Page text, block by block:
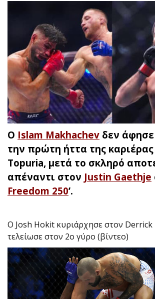
Ο Islam Makhachev δεν
την πρώτη ήττα της
Topuria, μετά το σκληρό
απέναντι στον Justin Gaethje
Freedom 250’.
Ο Josh Hokit κυριάρχησε στον Derrick
τελείωσε στον 2ο γύρο (βίντεο)